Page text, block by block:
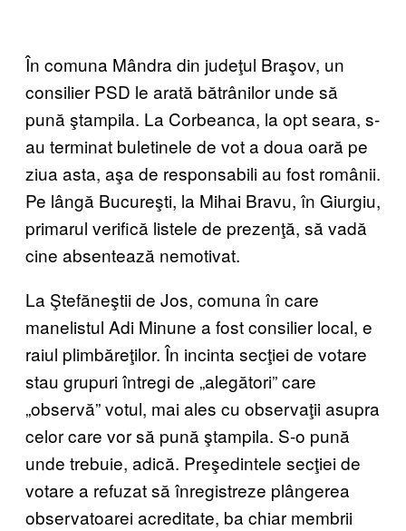
În comuna Mândra din judeţul Braşov, un
consilier PSD le arată bătrânilor unde să
pună ştampila. La Corbeanca, la opt seara, s-
au terminat buletinele de vot a doua oară pe
ziua asta, aşa de responsabili au fost românii.
Pe lângă Bucureşti, la Mihai Bravu, în Giurgiu,
primarul verifică listele de prezenţă, să vadă
cine absentează nemotivat.
La Ştefăneştii de Jos, comuna în care
manelistul Adi Minune a fost consilier local, e
raiul plimbăreţilor. În incinta secţiei de votare
stau grupuri întregi de „alegători” care
„observă” votul, mai ales cu observaţii asupra
celor care vor să pună ştampila. S-o pună
unde trebuie, adică. Preşedintele secţiei de
votare a refuzat să înregistreze plângerea
observatoarei acreditate, ba chiar membrii